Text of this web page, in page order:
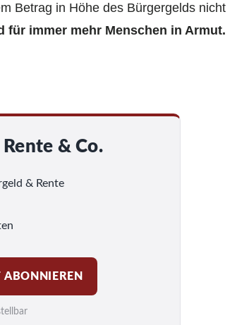
Betrag in Höhe des Bürgergelds nicht
für immer mehr Menschen in Armut.
& Co.
& Rente
ABONNIEREN